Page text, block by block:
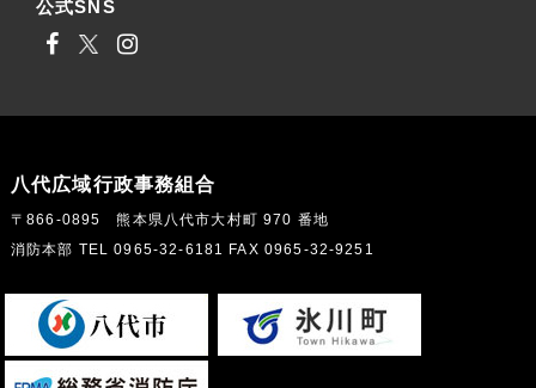
公式SNS
八代広域行政事務組合
〒866-0895 熊本県八代市大村町 970 番地
消防本部 TEL 0965-32-6181 FAX 0965-32-9251